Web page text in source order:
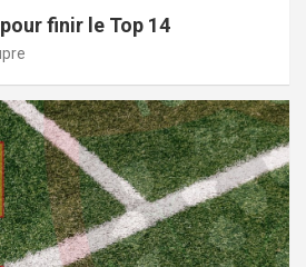
finir le Top 14